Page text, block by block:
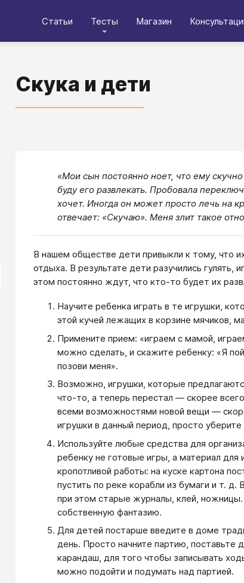
Статьи Тесты Магазин
Скука и дети
«Мои сын постоянно ноет, что ему
буду его развлекать. Пробовала
хочет. Иногда он может просто лечь на
отвечает: «Скучаю». Меня злит такое
В нашем обществе дети привыкли к тому, что
отдыха. В результате дети разучились
этом постоянно ждут, что кто-то будет их
Научите ребенка играть в те игрушки,
этой кучей лежащих в корзине мячиков,
Примените прием: «играем с мамой,
можно сделать, и скажите ребенку: «Я
позови меня».
Возможно, игрушки, которые
что-то, а теперь перестал — скорее
всеми возможностями новой вещи —
игрушки в данный период, просто уберите
Используйте любые средства для
ребенку не готовые игры, а материал для
кропотливой работы: на куске картона
пустить по реке корабли из бумаги и т.
при этом старые журналы, клей, ножницы.
собственную фантазию.
Для детей постарше введите в доме
день. Просто начните партию, поставьте
карандаш, для того чтобы записывать
можно подойти и подумать над партией.